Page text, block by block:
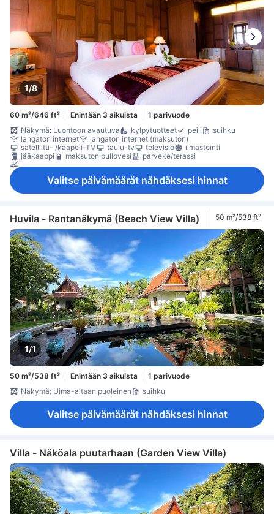
1/8
60 m²/646 ft² Enintään 3 aikuista
1 parivuode
Näkymä: Luontoon avautuva
kylpytuotteet peili
suihku
langaton internet
langaton internet (maksuton)
satelliitti- /kaapeli-TV
taulu-tv televisio
ilmastointi
jääkaappi
maksuton pullovesi
parveke/terassi
Savuttomia huoneita
Valitse päivämäärät nähdäksesi hinnat
Huvila - Rantanäkymä (Beach View Villa) 50 m²/538 ft²
1/1
50 m²/538 ft² Enintään 3 aikuista
1 parivuode
Näkymä: Uima-altaan puoleinen
suihku
Valitse päivämäärät nähdäksesi hinnat
Villa - Näköala puutarhaan (Garden View Villa)